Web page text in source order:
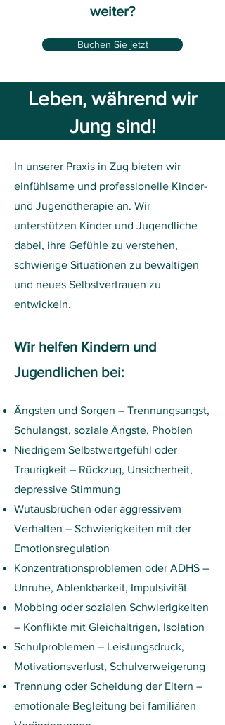
weiter?
Buchen Sie jetzt
Leben, während wir
Jung sind!
In unserer Praxis in Zug bieten wir
einfühlsame und professionelle Kinder-
und Jugendtherapie an. Wir
unterstützen Kinder und Jugendliche
dabei, ihre Gefühle zu verstehen,
schwierige Situationen zu bewältigen
und neues Selbstvertrauen zu
entwickeln.
Wir helfen Kindern und
Jugendlichen bei:
Ängsten und Sorgen – Trennungsangst,
Schulangst, soziale Ängste, Phobien
Niedrigem Selbstwertgefühl oder
Traurigkeit – Rückzug, Unsicherheit,
depressive Stimmung
Wutausbrüchen oder aggressivem
Verhalten – Schwierigkeiten mit der
Emotionsregulation
Konzentrationsproblemen oder ADHS –
Unruhe, Ablenkbarkeit, Impulsivität
Mobbing oder sozialen Schwierigkeiten
– Konflikte mit Gleichaltrigen, Isolation
Schulproblemen – Leistungsdruck,
Motivationsverlust, Schulverweigerung
Trennung oder Scheidung der Eltern –
emotionale Begleitung bei familiären